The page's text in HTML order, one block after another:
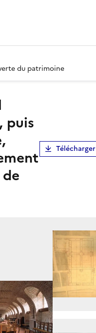
du patrimoine
puis
Télécharger